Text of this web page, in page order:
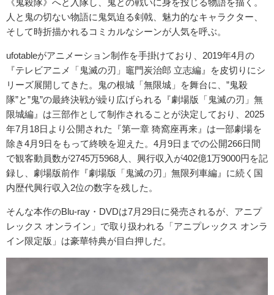
人と鬼の切ない物語に鬼気迫る剣戟、魅力的なキャラクター、
そして時折描かれるコミカルなシーンが人気を呼ぶ。
ufotableがアニメーション制作を手掛けており、2019年4月の
『テレビアニメ「鬼滅の刃」竈門炭治郎 立志編』を皮切りにシ
リーズ展開してきた。鬼の根城「無限城」を舞台に、”鬼殺
隊”と”鬼”の最終決戦が繰り広げられる『劇場版「鬼滅の刃」無
限城編』は三部作として制作されることが決定しており、2025
年7月18日より公開された『第一章 猗窩座再来』は一部劇場を
除き4月9日をもって終映を迎えた。4月9日までの公開266日間
で観客動員数が2745万5968人、興行収入が402億1万9000円を記
録し、劇場版前作『劇場版「鬼滅の刃」無限列車編』に続く国
内歴代興行収入2位の数字を残した。
そんな本作のBlu-ray・DVDは7月29日に発売されるが、アニプ
レックス オンライン」で取り扱われる「アニプレックス オンラ
イン限定版」は豪華特典が目白押しだ。